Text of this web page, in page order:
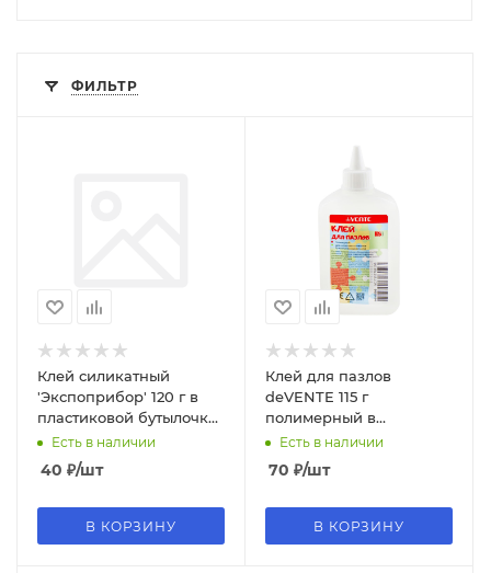
ФИЛЬТР
Клей силикатный
'Экспоприбор' 120 г в
пластиковой бутылочке
с дозатором, 4040606
Есть в наличии
40 ₽/шт
В КОРЗИНУ
Клей для пазлов
deVENTE 115 г
полимерный в
пластиковой бутылке с
дозатором, 4044800
Есть в наличии
70 ₽/шт
В КОРЗИНУ